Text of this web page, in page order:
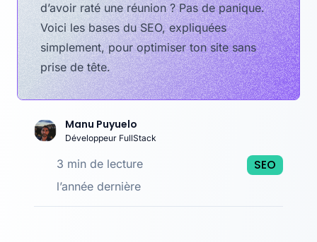
d’avoir raté une réunion ? Pas de panique.
Voici les bases du SEO, expliquées
simplement, pour optimiser ton site sans
prise de tête.
Manu Puyuelo
Développeur FullStack
3 min de lecture
l’année dernière
SEO